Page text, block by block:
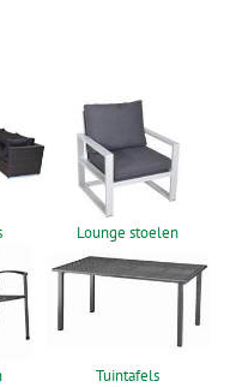
Lounge stoelen
Tuintafels